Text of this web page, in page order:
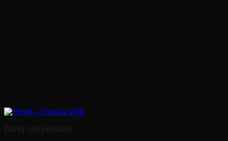
Dárky pro pejskaře